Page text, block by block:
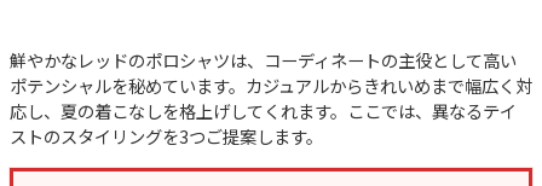
鮮やかなレッドのポロシャツは、コーディネートの主役として高い
ポテンシャルを秘めています。カジュアルからきれいめまで幅広く対
応し、夏の着こなしを格上げしてくれます。ここでは、異なるテイ
ストのスタイリングを3つご提案します。